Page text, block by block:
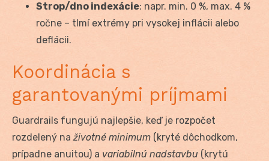
Strop/dno indexácie: napr. min. 0 %, max. 4 %
ročne – tlmí extrémy pri vysokej inflácii alebo
deflácii.
Koordinácia s
garantovanými príjmami
Guardrails fungujú najlepšie, keď je rozpočet
rozdelený naživotné minimum (kryté dôchodkom,
prípadne anuitou) a variabilnú nadstavbu (krytú